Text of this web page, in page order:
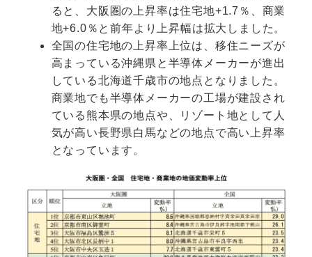
ると、大阪圏の上昇率は住宅地+1.7％、商業
地+6.0％と前年より上昇幅は拡大しました。
全国の住宅地の上昇率上位は、移住ニーズが
高まっている沖縄県と半導体メーカーが進出
している北海道千歳市の地点となりました。
商業地でも半導体メーカーの工場が建設され
ている熊本県の地点や、リゾート地として人
気が高い長野県白馬などの地点で高い上昇率
となっています。